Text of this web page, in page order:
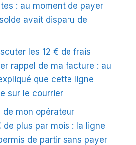
: au moment de payer
avait disparu de
les 12 € de frais
rappel de ma facture : au
que cette ligne
sur le courrier
de mon opérateur
de plus par mois : la ligne
de partir sans payer